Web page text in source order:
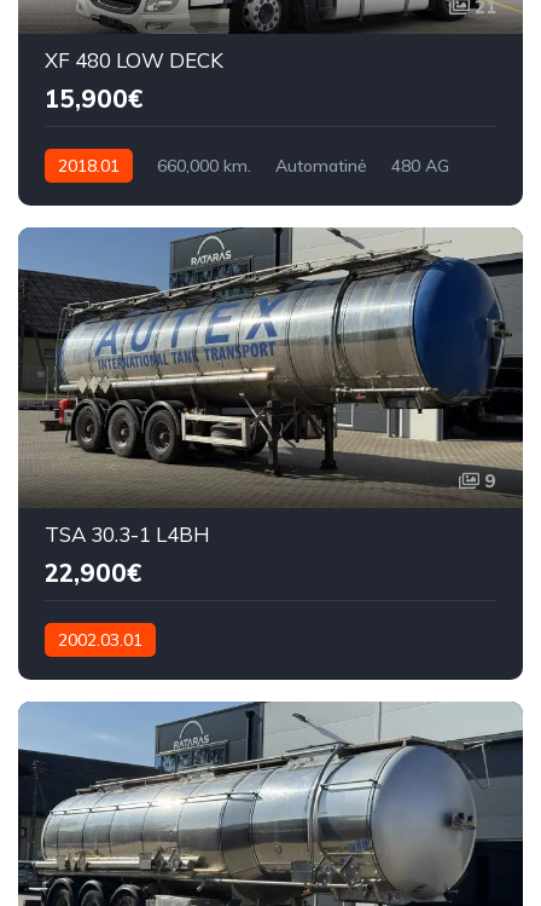
21
XF 480 LOW DECK
15,900€
2018.01 660,000 km. Automatinė 480 AG
9
TSA 30.3-1 L4BH
22,900€
2002.03.01